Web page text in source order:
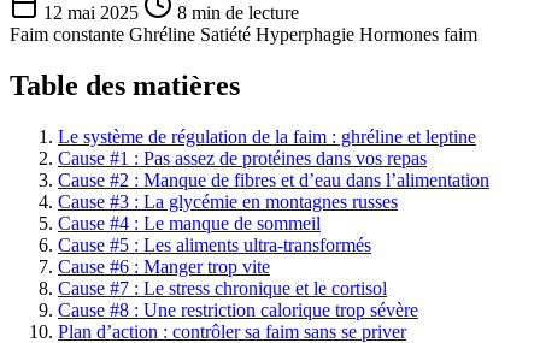
12 mai 2025
8 min de lecture
Faim constante Ghréline Satiété Hyperphagie Hormones faim
Table des matières
Le système de régulation de la faim : ghréline et leptine
Cause #1 : Pas assez de protéines dans vos repas
Cause #2 : Manque de fibres et d’eau dans l’alimentation
Cause #3 : La glycémie en montagnes russes
Cause #4 : Le manque de sommeil
Cause #5 : Les aliments ultra-transformés
Cause #6 : Manger trop vite
Cause #7 : Le stress chronique et le cortisol
Cause #8 : Une restriction calorique trop sévère
Plan d’action : contrôler sa faim sans se priver